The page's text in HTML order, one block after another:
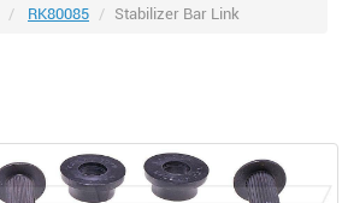
RK80085 Stabilizer Bar Link